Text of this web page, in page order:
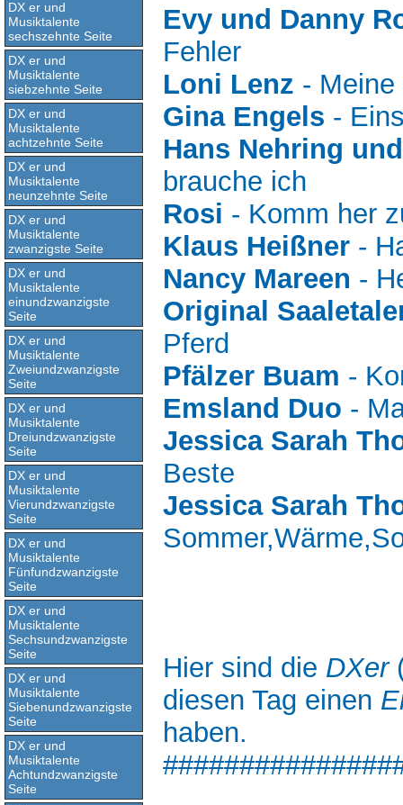
DX er und
Musiktalente
sechszehnte Seite
DX er und
Musiktalente
siebzehnte Seite
DX er und
Musiktalente
achtzehnte Seite
DX er und
Musiktalente
neunzehnte Seite
DX er und
Musiktalente
zwanzigste Seite
DX er und
Musiktalente
einundzwanzigste
Seite
DX er und
Musiktalente
Zweiundzwanzigste
Seite
DX er und
Musiktalente
Dreiundzwanzigste
Seite
DX er und
Musiktalente
Vierundzwanzigste
Seite
DX er und
Musiktalente
Fünfundzwanzigste
Seite
DX er und
Musiktalente
Sechsundzwanzigste
Seite
DX er und
Musiktalente
Siebenundzwanzigste
Seite
DX er und
Musiktalente
Achtundzwanzigste
Seite
Evy und Danny
Fehler
Loni Lenz -
Gina Engels -
Hans Nehring
brauche ich
Rosi - Komm her
Klaus Heißner -
Nancy Mareen -
Original
Pferd
Pfälzer Buam -
Emsland Duo -
Jessica Sarah
Beste
Jessica Sarah
Hier sind die DXer
diesen Tag einen
haben.